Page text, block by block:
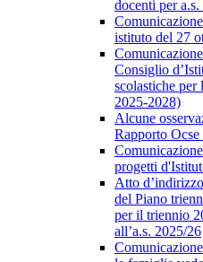
docenti per
istituto del 27
Consiglio
scolastiche per
2025-2028)
Alcune
Rapporto
progetti
Atto
del Piano
per il triennio
all’a.s. 2025/26